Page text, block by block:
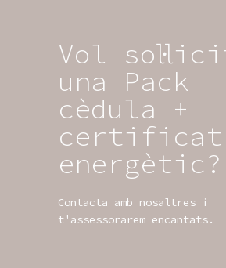
Vol
una Pack
cèdula +
certificat
energètic?
Contacta amb nosaltres i
t'assessorarem encantats.